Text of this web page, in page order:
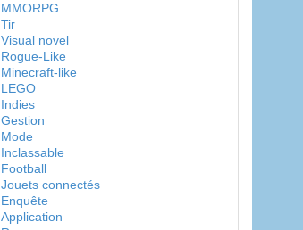
MMORPG
Tir
Visual novel
Rogue-Like
Minecraft-like
LEGO
Indies
Gestion
Mode
Inclassable
Football
Jouets connectés
Enquête
Application